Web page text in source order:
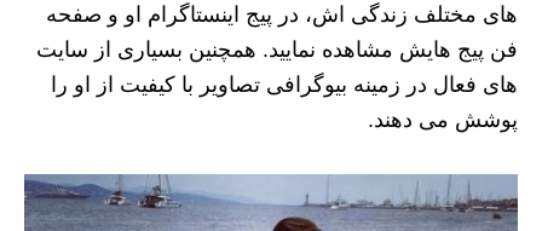
های مختلف زندگی اش، در پیج اینستاگرام او و صفحه
فن پیج هایش مشاهده نمایید. همچنین بسیاری از سایت
های فعال در زمینه بیوگرافی تصاویر با کیفیت از او را
پوشش می دهند.